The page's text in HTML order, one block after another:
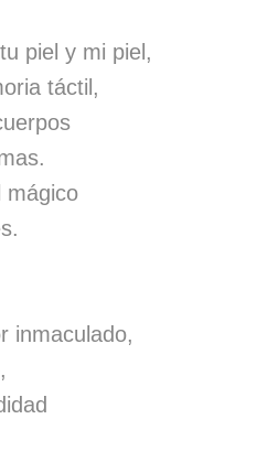
piel y mi piel,
táctil,
mágico
inmaculado,